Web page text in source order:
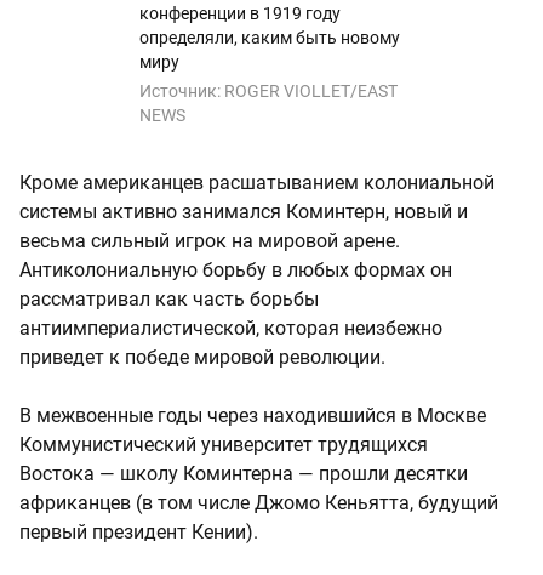
конференции в 1919 году
определяли, каким быть новому
миру
Источник: ROGER VIOLLET/EAST
NEWS
Кроме американцев расшатыванием колониальной
системы активно занимался Коминтерн, новый и
весьма сильный игрок на мировой арене.
Антиколониальную борьбу в любых формах он
рассматривал как часть борьбы
антиимпериалистической, которая неизбежно
приведет к победе мировой революции.
В межвоенные годы через находившийся в Москве
Коммунистический университет трудящихся
Востока — школу Коминтерна — прошли десятки
африканцев (в том числе Джомо Кеньятта, будущий
первый президент Кении).